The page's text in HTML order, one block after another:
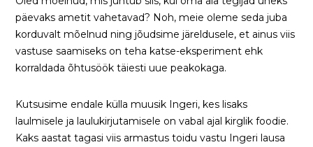
päevaks ametit vahetavad? Noh, meie oleme seda juba
korduvalt mõelnud ning jõudsime järeldusele, et ainus viis
vastuse saamiseks on teha katse-eksperiment ehk
korraldada õhtusöök täiesti uue peakokaga.
Kutsusime endale külla muusik Ingeri, kes lisaks
laulmisele ja laulukirjutamisele on vabal ajal kirglik foodie.
Kaks aastat tagasi viis armastus toidu vastu Ingeri lausa